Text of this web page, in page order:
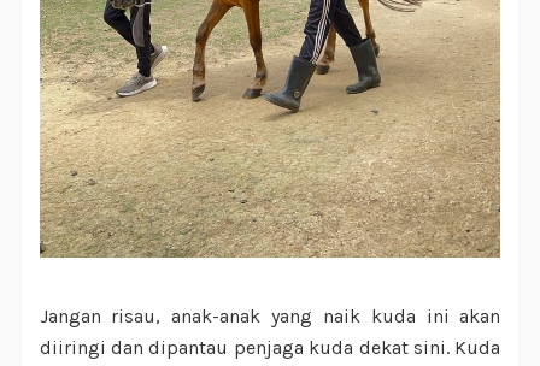
Jangan risau, anak-anak yang naik kuda ini akan
diiringi dan dipantau penjaga kuda dekat sini. Kuda